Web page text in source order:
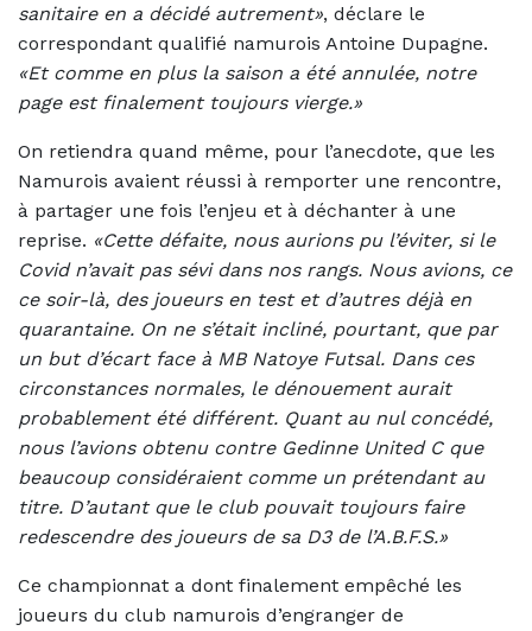
sanitaire en a décidé autrement», déclare le
correspondant qualifié namurois Antoine Dupagne.
«Et comme en plus la saison a été annulée, notre
page est finalement toujours vierge.»
On retiendra quand même, pour l’anecdote, que les
Namurois avaient réussi à remporter une rencontre,
à partager une fois l’enjeu et à déchanter à une
reprise. «Cette défaite, nous aurions pu l’éviter, si le
Covid n’avait pas sévi dans nos rangs. Nous avions, ce
ce soir-là, des joueurs en test et d’autres déjà en
quarantaine. On ne s’était incliné, pourtant, que par
un but d’écart face à MB Natoye Futsal. Dans ces
circonstances normales, le dénouement aurait
probablement été différent. Quant au nul concédé,
nous l’avions obtenu contre Gedinne United C que
beaucoup considéraient comme un prétendant au
titre. D’autant que le club pouvait toujours faire
redescendre des joueurs de sa D3 de l’A.B.F.S.»
Ce championnat a dont finalement empêché les
joueurs du club namurois d’engranger de